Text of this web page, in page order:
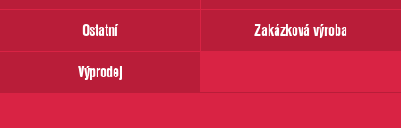
Ostatní
Zakázková výroba
Výprodej